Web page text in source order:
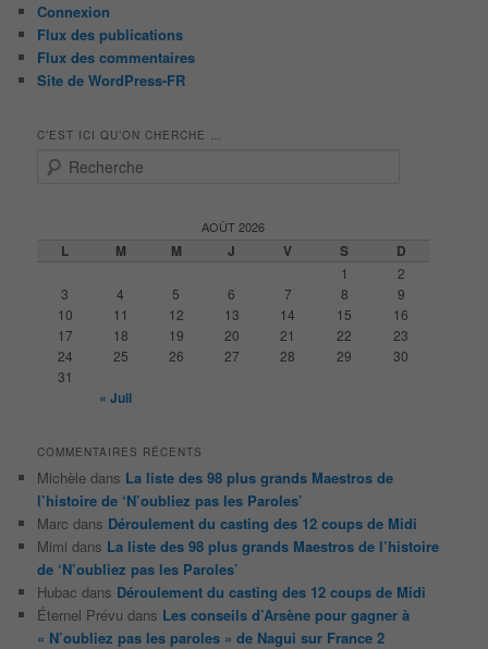
Connexion
Flux des publications
Flux des commentaires
Site de WordPress-FR
C’EST ICI QU’ON CHERCHE …
AOÛT 2026
L M M J V S D
1
2
3
4 5 6 7 8
9
10
11 12 13 14 15
16
17
18 19 20 21 22
23
24
25 26 27 28 29
30
31
« Juil
COMMENTAIRES RÉCENTS
Michèle dans La liste des 98 plus grands Maestros de
l’histoire de ‘N’oubliez pas les Paroles’
Marc dans Déroulement du casting des 12 coups de Midi
Mimi dans La liste des 98 plus grands Maestros de l’histoire
de ‘N’oubliez pas les Paroles’
Hubac dans Déroulement du casting des 12 coups de Midi
Éternel Prévu dans Les conseils d’Arsène pour gagner à
« N’oubliez pas les paroles » de Nagui sur France 2